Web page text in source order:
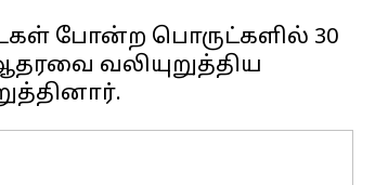
போன்ற பொருட்களில் 30
வலியுறுத்திய